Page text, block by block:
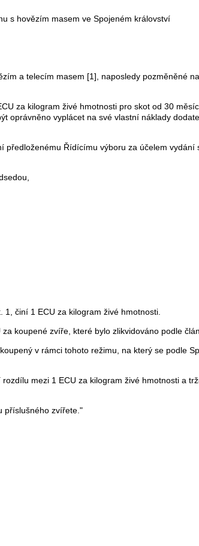
s hovězím masem ve Spojeném království
a telecím masem [1], naposledy pozměněné
za kilogram živé hmotnosti pro skot od 30
oprávněno vyplácet na své vlastní náklady
Řídícímu výboru za účelem vydání
činí 1 ECU za kilogram živé hmotnosti.
koupené zvíře, které bylo zlikvidováno podle
v rámci tohoto režimu, na který se podle
mezi 1 ECU za kilogram živé hmotnosti a
příslušného zvířete."